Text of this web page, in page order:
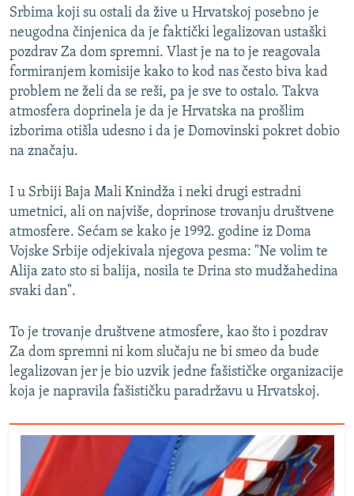
Srbima koji su ostali da žive u Hrvatskoj posebno je
neugodna činjenica da je faktički legalizovan ustaški
pozdrav Za dom spremni. Vlast je na to je reagovala
formiranjem komisije kako to kod nas često biva kad
problem ne želi da se reši, pa je sve to ostalo. Takva
atmosfera doprinela je da je Hrvatska na prošlim
izborima otišla udesno i da je Domovinski pokret dobio
na značaju.
I u Srbiji Baja Mali Knindža i neki drugi estradni
umetnici, ali on najviše, doprinose trovanju društvene
atmosfere. Sećam se kako je 1992. godine iz Doma
Vojske Srbije odjekivala njegova pesma: "Ne volim te
Alija zato sto si balija, nosila te Drina sto mudžahedina
svaki dan".
To je trovanje društvene atmosfere, kao što i pozdrav
Za dom spremni ni kom slučaju ne bi smeo da bude
legalizovan jer je bio uzvik jedne fašističke organizacije
koja je napravila fašističku paradržavu u Hrvatskoj.